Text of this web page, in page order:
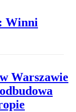
Winni
Warszawie